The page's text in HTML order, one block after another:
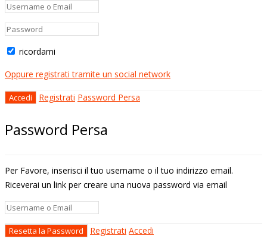
ricordami
Oppure registrati tramite un social network
Registrati Password Persa
Password Persa
Per Favore, inserisci il tuo username o il tuo indirizzo email.
Riceverai un link per creare una nuova password via email
Registrati Accedi